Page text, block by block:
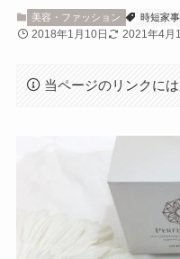
美容・ファッション 時短家
2018年1月10日 2021年4月
当ページのリンクに